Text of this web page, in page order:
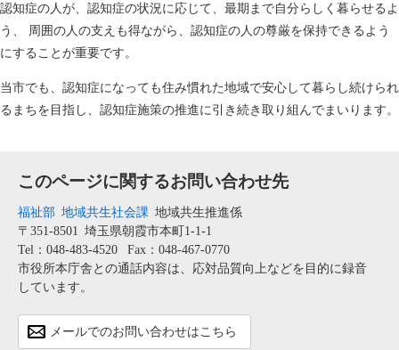
認知症の人が、認知症の状況に応じて、最期まで自分らしく暮らせるよ
う、 周囲の人の支えも得ながら、認知症の人の尊厳を保持できるよう
にすることが重要です。
当市でも、認知症になっても住み慣れた地域で安心して暮らし続けられ
るまちを目指し、認知症施策の推進に引き続き取り組んでまいります。
このページに関するお問い合わせ先
福祉部 地域共生社会課 地域共生推進係
〒351-8501
埼玉県朝霞市本町1-1-1
Tel：048-483-4520
Fax：048-467-0770
市役所本庁舎との通話内容は、応対品質向上などを目的に録音
しています。
メールでのお問い合わせはこちら